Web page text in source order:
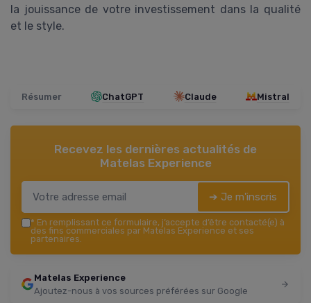
la jouissance de votre investissement dans la qualité
et le style.
Résumer ChatGPT Claude Mistral
Recevez les dernières actualités de
Matelas Experience
➔ Je m'inscris
* En remplissant ce formulaire, j’accepte d’être contacté(e) à
des fins commerciales par Matelas Experience et ses
partenaires.
Matelas Experience
Ajoutez-nous à vos sources préférées sur Google